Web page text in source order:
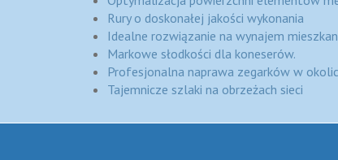
Rury o doskonałej jakości wykonania
Idealne rozwiązanie na wynajem
Markowe słodkości dla koneserów.
Profesjonalna naprawa zegarków w
Tajemnicze szlaki na obrzeżach sieci